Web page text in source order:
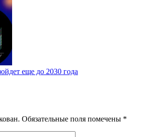
еще до 2030 года
Обязательные поля помечены *